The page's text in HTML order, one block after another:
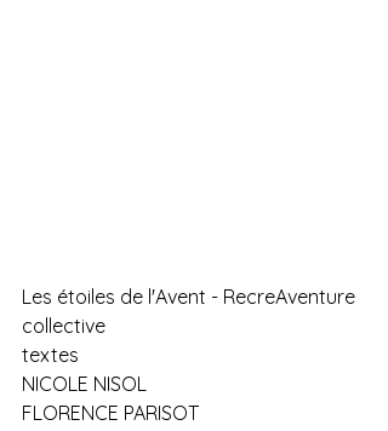
Les étoiles de l'Avent - RecreAventure
collective
textes
NICOLE NISOL
FLORENCE PARISOT